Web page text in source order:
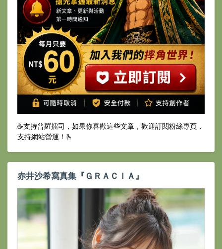
☕️支持普羅擂司，如果你喜歡這些文章，歡迎訂閱粉絲專頁，
支持網站營運！🫰
赤井沙希寫真集『ＧＲＡＣＩＡ』